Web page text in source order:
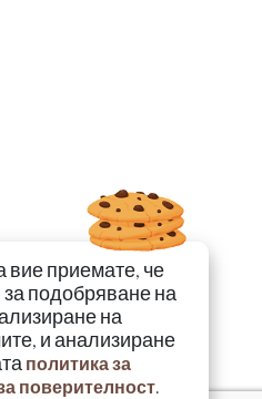
вие приемате, че
за подобряване на
на
и анализиране
политика за
поверителност.